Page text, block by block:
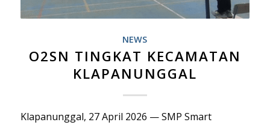
NEWS
O2SN TINGKAT KECAMATAN
KLAPANUNGGAL
Klapanunggal, 27 April 2026 — SMP Smart